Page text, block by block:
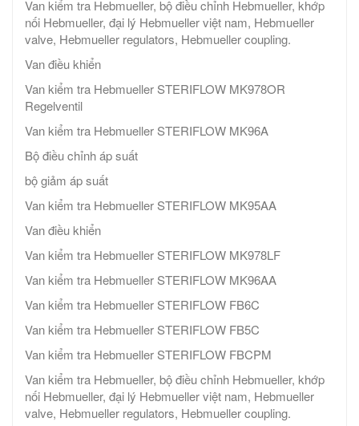
Van kiểm tra Hebmueller, bộ điều chỉnh Hebmueller, khớp
nối Hebmueller, đại lý Hebmueller việt nam, Hebmueller
valve, Hebmueller regulators, Hebmueller coupling.
Van điều khiển
Van kiểm tra Hebmueller STERIFLOW MK978OR
Regelventil
Van kiểm tra Hebmueller STERIFLOW MK96A
Bộ điều chỉnh áp suất
bộ giảm áp suất
Van kiểm tra Hebmueller STERIFLOW MK95AA
Van điều khiển
Van kiểm tra Hebmueller STERIFLOW MK978LF
Van kiểm tra Hebmueller STERIFLOW MK96AA
Van kiểm tra Hebmueller STERIFLOW FB6C​ ​
Van kiểm tra Hebmueller STERIFLOW FB5C
Van kiểm tra Hebmueller STERIFLOW FBCPM
Van kiểm tra Hebmueller, bộ điều chỉnh Hebmueller, khớp
nối Hebmueller, đại lý Hebmueller việt nam, Hebmueller
valve, Hebmueller regulators, Hebmueller coupling.